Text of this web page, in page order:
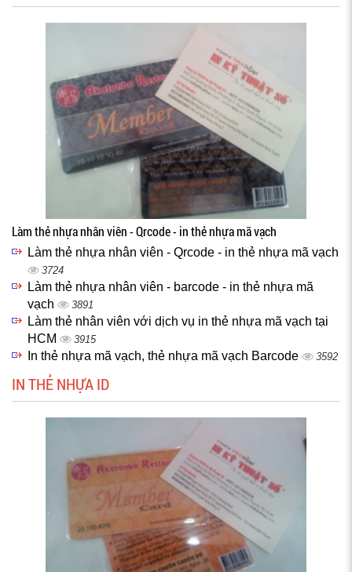
Làm thẻ nhựa nhân viên - Qrcode - in thẻ nhựa mã vạch
Làm thẻ nhựa nhân viên - Qrcode - in thẻ nhựa mã vạch
3724
Làm thẻ nhựa nhân viên - barcode - in thẻ nhựa mã
vạch
3891
Làm thẻ nhân viên với dịch vụ in thẻ nhựa mã vạch tại
HCM
3915
In thẻ nhựa mã vạch, thẻ nhựa mã vạch Barcode 3592
IN THẺ NHỰA ID